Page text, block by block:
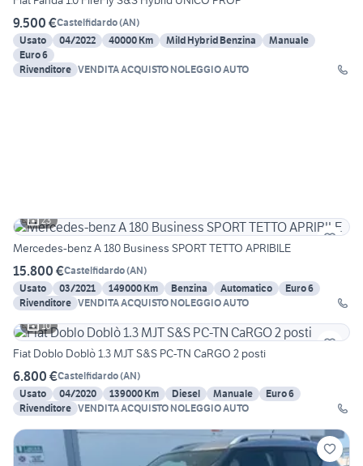
9.500 €Castelfidardo(AN)
Usato
04/2022 40000 Km Mild Hybrid Benzina
Manuale
Euro 6
Rivenditore
VENDITA ACQUISTO NOLEGGIO AUTO
23
Mercedes-benz A 180 Business SPORT TETTO APRIBILE
15.800 €Castelfidardo(AN)
Usato
03/2021 149000 Km Benzina Automatico
Euro 6
Rivenditore
VENDITA ACQUISTO NOLEGGIO AUTO
10
Fiat Doblo Doblò 1.3 MJT S&S PC-TN CaRGO 2 posti
6.800 €Castelfidardo(AN)
Usato
04/2020 139000 Km Diesel Manuale
Euro 6
Rivenditore
VENDITA ACQUISTO NOLEGGIO AUTO